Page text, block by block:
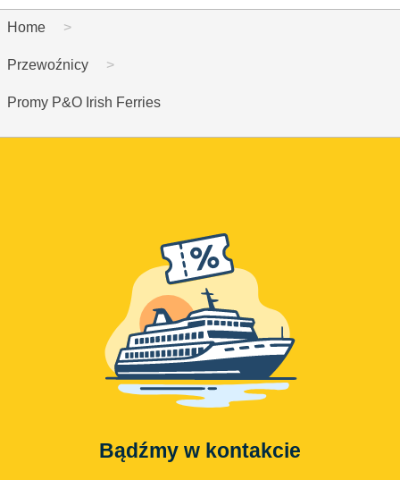
Home
Przewoźnicy
Promy P&O Irish Ferries
Bądźmy w kontakcie